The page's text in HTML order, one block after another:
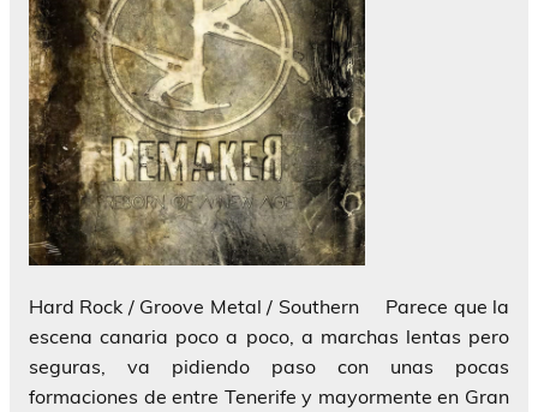
Hard Rock / Groove Metal / Southern Parece que la
escena canaria poco a poco, a marchas lentas pero
seguras, va pidiendo paso con unas pocas
formaciones de entre Tenerife y mayormente en Gran